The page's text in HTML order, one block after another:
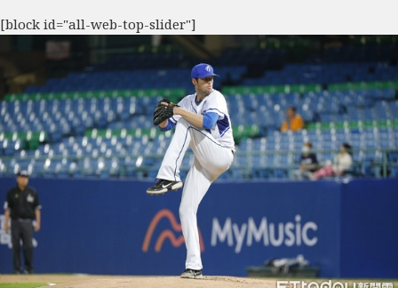
[block id="all-web-top-slider"]